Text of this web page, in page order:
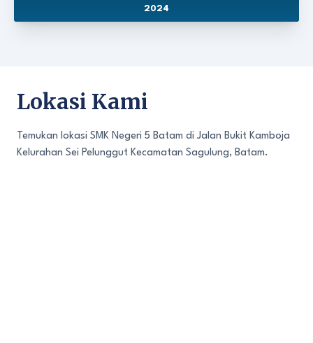
2024
Lokasi Kami
Temukan lokasi SMK Negeri 5 Batam di Jalan Bukit Kamboja
Kelurahan Sei Pelunggut Kecamatan Sagulung, Batam.